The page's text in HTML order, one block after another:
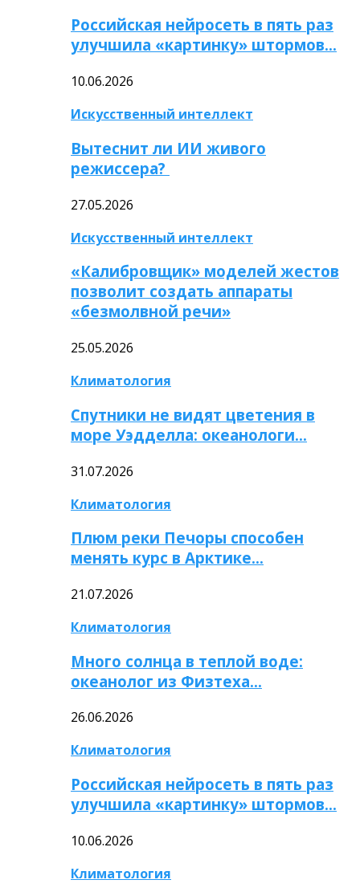
Российская нейросеть в пять раз
улучшила «картинку» штормов…
10.06.2026
Искусственный интеллект
Вытеснит ли ИИ живого
режиссера?
27.05.2026
Искусственный интеллект
«Калибровщик» моделей жестов
позволит создать аппараты
«безмолвной речи»
25.05.2026
Климатология
Спутники не видят цветения в
море Уэдделла: океанологи…
31.07.2026
Климатология
Плюм реки Печоры способен
менять курс в Арктике…
21.07.2026
Климатология
Много солнца в теплой воде:
океанолог из Физтеха…
26.06.2026
Климатология
Российская нейросеть в пять раз
улучшила «картинку» штормов…
10.06.2026
Климатология